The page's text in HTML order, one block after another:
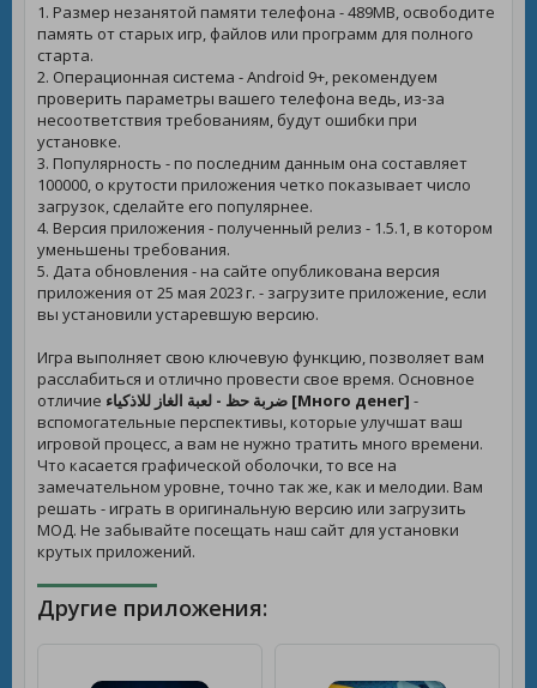
1. Размер незанятой памяти телефона - 489MB, освободите
память от старых игр, файлов или программ для полного
старта.
2. Операционная система - Android 9+, рекомендуем
проверить параметры вашего телефона ведь, из-за
несоответствия требованиям, будут ошибки при
установке.
3. Популярность - по последним данным она составляет
100000, о крутости приложения четко показывает число
загрузок, сделайте его популярнее.
4. Версия приложения - полученный релиз - 1.5.1, в котором
уменьшены требования.
5. Дата обновления - на сайте опубликована версия
приложения от 25 мая 2023 г. - загрузите приложение, если
вы установили устаревшую версию.
Игра выполняет свою ключевую функцию, позволяет вам
расслабиться и отлично провести свое время. Основное
отличие
ضربة حظ - لعبة الغاز للاذكياء [Много денег] -
вспомогательные перспективы, которые улучшат ваш
игровой процесс, а вам не нужно тратить много времени.
Что касается графической оболочки, то все на
замечательном уровне, точно так же, как и мелодии. Вам
решать - играть в оригинальную версию или загрузить
МОД. Не забывайте посещать наш сайт для установки
крутых приложений.
Другие приложения: